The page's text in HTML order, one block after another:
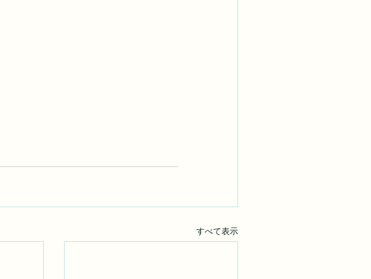
すべて表示